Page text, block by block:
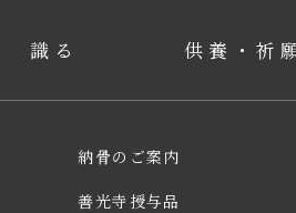
識る 供養・祈
納⾻のご案内
善光寺授与品